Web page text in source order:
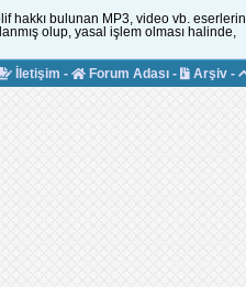
hakkı bulunan MP3, video vb. eserlerin
olup, yasal işlem olması halinde,
İletişim - Forum Adası- Arşiv-